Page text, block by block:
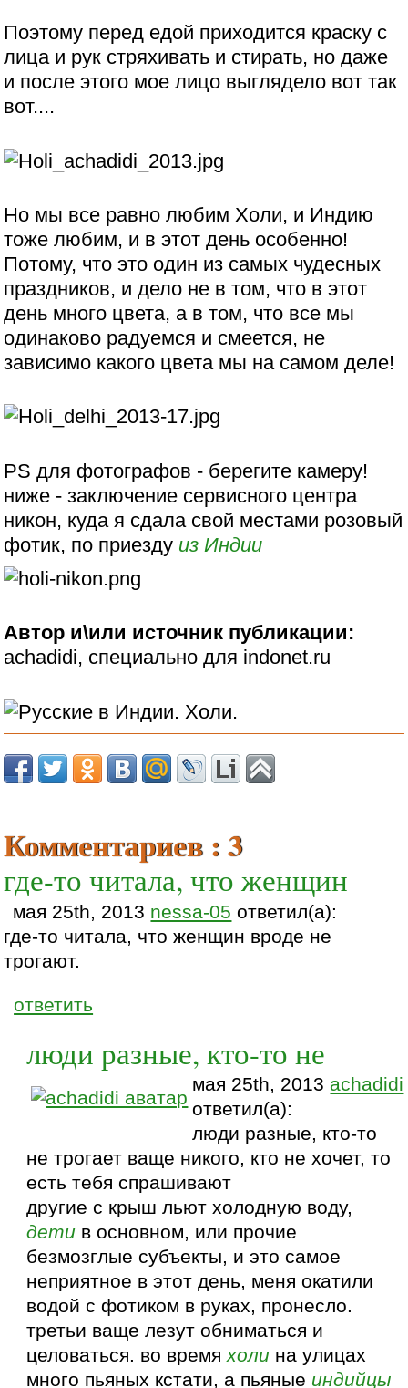
Поэтому перед едой приходится краску с
лица и рук стряхивать и стирать, но даже
и после этого мое лицо выглядело вот так
вот....
Но мы все равно любим Холи, и Индию
тоже любим, и в этот день особенно!
Потому, что это один из самых чудесных
праздников, и дело не в том, что в этот
день много цвета, а в том, что все мы
одинаково радуемся и смеется, не
зависимо какого цвета мы на самом деле!
PS для фотографов - берегите камеру!
ниже - заключение сервисного центра
никон, куда я сдала свой местами розовый
фотик, по приезду из Индии
Автор и\или источник публикации:
achadidi, специально для indonet.ru
Комментариев : 3
где-то читала, что женщин
мая 25th, 2013 nessa-05 ответил(а):
где-то читала, что женщин вроде не
трогают.
ответить
люди разные, кто-то не
мая 25th, 2013 achadidi
ответил(а):
люди разные, кто-то
не трогает ваще никого, кто не хочет, то
есть тебя спрашивают
другие с крыш льют холодную воду,
дети в основном, или прочие
безмозглые субъекты, и это самое
неприятное в этот день, меня окатили
водой с фотиком в руках, пронесло.
третьи ваще лезут обниматься и
целоваться. во времяхоли на улицах
много пьяных кстати, а пьяные индийцы